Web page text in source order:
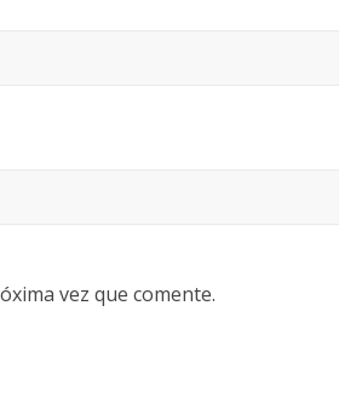
vez que comente.